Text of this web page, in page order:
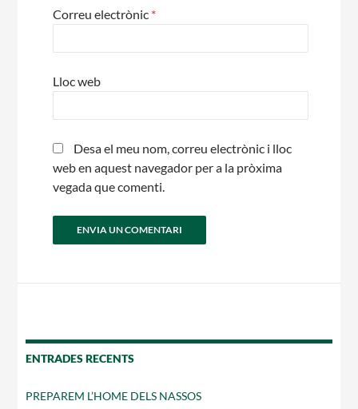
Correu electrònic *
Lloc web
Desa el meu nom, correu electrònic i lloc
web en aquest navegador per a la pròxima
vegada que comenti.
ENTRADES RECENTS
PREPAREM L’HOME DELS NASSOS